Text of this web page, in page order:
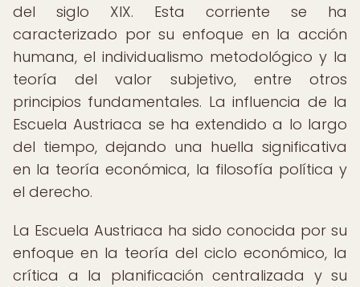
del siglo XIX. Esta corriente se ha
caracterizado por su enfoque en la acción
humana, el individualismo metodológico y la
teoría del valor subjetivo, entre otros
principios fundamentales. La influencia de la
Escuela Austriaca se ha extendido a lo largo
del tiempo, dejando una huella significativa
en la teoría económica, la filosofía política y
el derecho.
La Escuela Austriaca ha sido conocida por su
enfoque en la teoría del ciclo económico, la
crítica a la planificación centralizada y su